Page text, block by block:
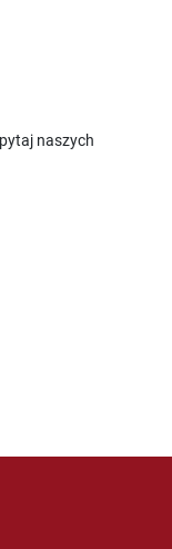
naszych